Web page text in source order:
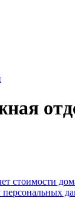
стоимости
персональных